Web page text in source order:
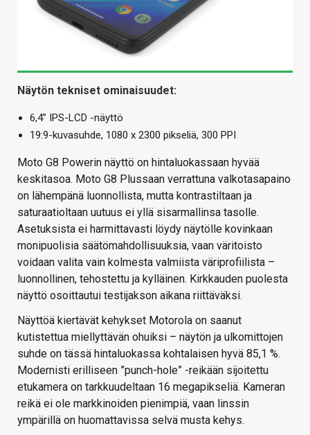
Näytön tekniset ominaisuudet:
6,4” IPS-LCD -näyttö
19:9-kuvasuhde, 1080 x 2300 pikseliä, 300 PPI
Moto G8 Powerin näyttö on hintaluokassaan hyvää
keskitasoa. Moto G8 Plussaan verrattuna valkotasapaino
on lähempänä luonnollista, mutta kontrastiltaan ja
saturaatioltaan uutuus ei yllä sisarmallinsa tasolle.
Asetuksista ei harmittavasti löydy näytölle kovinkaan
monipuolisia säätömahdollisuuksia, vaan väritoisto
voidaan valita vain kolmesta valmiista väriprofiilista –
luonnollinen, tehostettu ja kylläinen. Kirkkauden puolesta
näyttö osoittautui testijakson aikana riittäväksi.
Näyttöä kiertävät kehykset Motorola on saanut
kutistettua miellyttävän ohuiksi – näytön ja ulkomittojen
suhde on tässä hintaluokassa kohtalaisen hyvä 85,1 %.
Modernisti erilliseen ”punch-hole” -reikään sijoitettu
etukamera on tarkkuudeltaan 16 megapikseliä. Kameran
reikä ei ole markkinoiden pienimpiä, vaan linssin
ympärillä on huomattavissa selvä musta kehys.